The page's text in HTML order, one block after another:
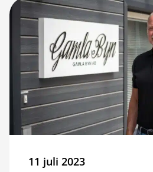
11 juli 2023